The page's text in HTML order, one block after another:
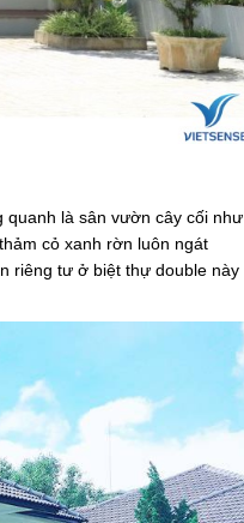
quanh là sân vườn cây cối như
cỏ xanh rờn luôn ngát
riêng tư ở biệt thự double này